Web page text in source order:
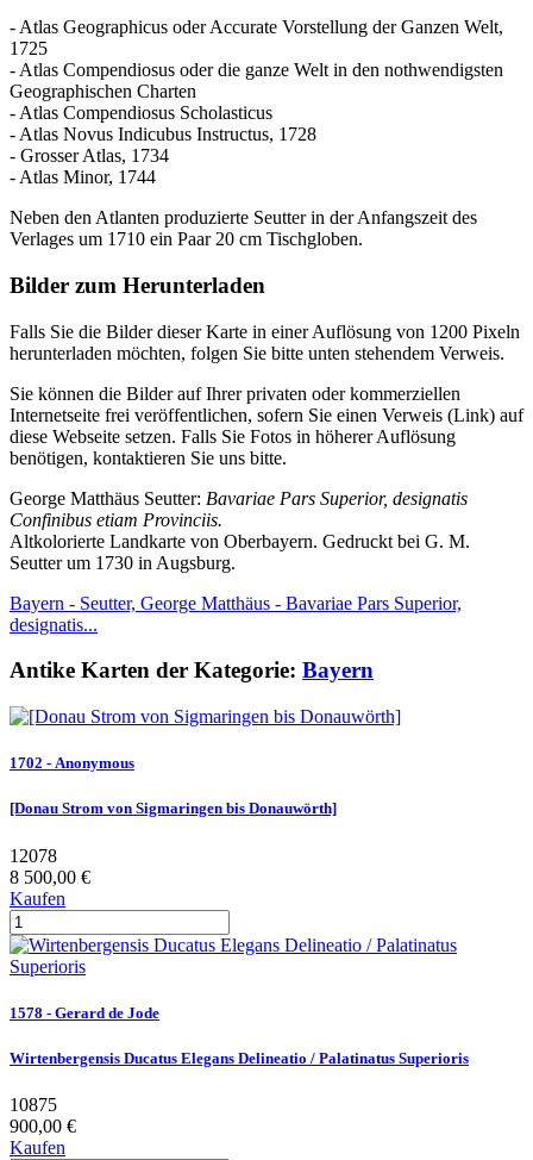
- Atlas Geographicus oder Accurate Vorstellung der Ganzen Welt,
1725
- Atlas Compendiosus oder die ganze Welt in den nothwendigsten
Geographischen Charten
- Atlas Compendiosus Scholasticus
- Atlas Novus Indicubus Instructus, 1728
- Grosser Atlas, 1734
- Atlas Minor, 1744
Neben den Atlanten produzierte Seutter in der Anfangszeit des
Verlages um 1710 ein Paar 20 cm Tischgloben.
Bilder zum Herunterladen
Falls Sie die Bilder dieser Karte in einer Auflösung von 1200 Pixeln
herunterladen möchten, folgen Sie bitte unten stehendem Verweis.
Sie können die Bilder auf Ihrer privaten oder kommerziellen
Internetseite frei veröffentlichen, sofern Sie einen Verweis (Link) auf
diese Webseite setzen. Falls Sie Fotos in höherer Auflösung
benötigen, kontaktieren Sie uns bitte.
George Matthäus Seutter: Bavariae Pars Superior, designatis
Confinibus etiam Provinciis.
Altkolorierte Landkarte von Oberbayern. Gedruckt bei G. M.
Seutter um 1730 in Augsburg.
Bayern - Seutter, George Matthäus - Bavariae Pars Superior,
designatis...
Antike Karten der Kategorie: Bayern
1702 - Anonymous
[Donau Strom von Sigmaringen bis Donauwörth]
12078
8 500,00 €
Kaufen
1578 - Gerard de Jode
Wirtenbergensis Ducatus Elegans Delineatio / Palatinatus Superioris
10875
900,00 €
Kaufen